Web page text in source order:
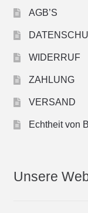
0 Artikel
AGB’S
WIDERRUF
ZAHLUNG
VERSAND
Echtheit von
Unsere